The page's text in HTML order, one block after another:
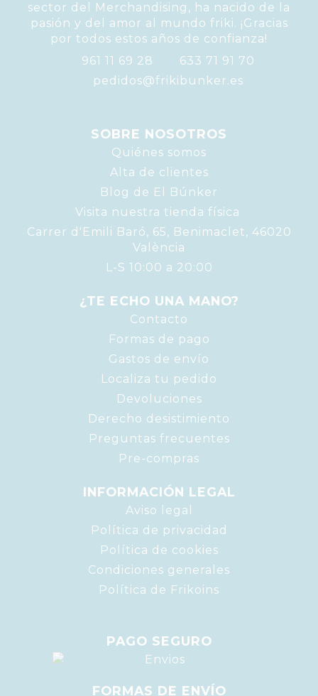
sector del Merchandising, ha nacido de la
pasión y del amor al mundo friki. ¡Gracias
por todos estos años de confianza!
961 11 69 28
633 71 91 70
pedidos@frikibunker.es
SOBRE NOSOTROS
Quiénes somos
Alta de clientes
Blog de El Búnker
Visita nuestra tienda física
Carrer d'Emili Baró, 65, Benimaclet, 46020
València
L-S 10:00 a 20:00
¿TE ECHO UNA MANO?
Contacto
Formas de pago
Gastos de envío
Localiza tu pedido
Devoluciones
Derecho desistimiento
Preguntas frecuentes
Pre-compras
INFORMACIÓN LEGAL
Aviso legal
Política de privacidad
Política de cookies
Condiciones generales
Política de Frikoins
PAGO SEGURO
FORMAS DE ENVÍO